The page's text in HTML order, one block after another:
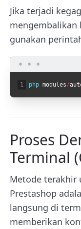
Jika terjadi
mengembalikan
gunakan
1 php modules/
Proses
Terminal
Metode terakhir
Prestashop
langsung di
memberikan